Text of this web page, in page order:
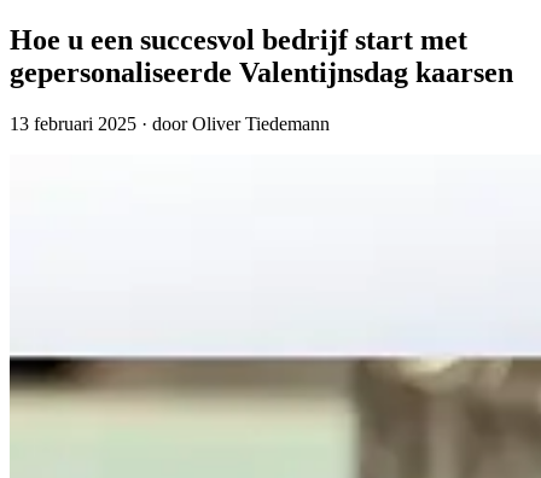
Hoe u een succesvol bedrijf start met
gepersonaliseerde Valentijnsdag kaarsen
13 februari 2025 · door Oliver Tiedemann